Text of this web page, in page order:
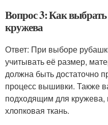
Вопрос 3: Как
кружева
Ответ: При выборе
учитывать её размер,
должна быть достаточно
процесс вышивки. Также
подходящим для
хлопковая ткань.